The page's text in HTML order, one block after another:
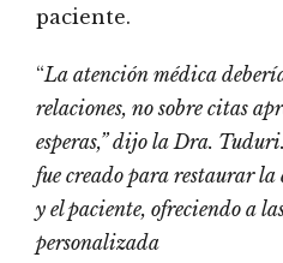
paciente.
“La atención médica
relaciones, no sobre citas
esperas,” dijo la Dra.
fue creado para restaurar la
y el paciente, ofreciendo a
personalizada